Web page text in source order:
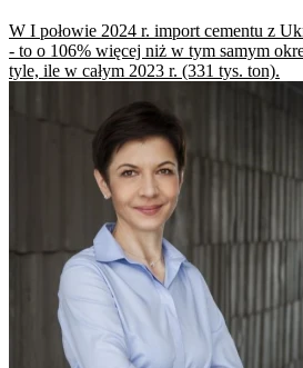
W I połowie 2024 r. import cementu z
- to o 106% więcej niż w tym samym
tyle, ile w całym 2023 r. (331 tys. ton).